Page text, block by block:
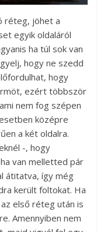
réteg, jöhet a
egyik oldaláról
ha túl sok van
hogy ne szedd
hogy
ezért többször
nem fog szépen
középre
a két oldalra.
-, hogy
van melletted pár
átitatva, így még
került foltokat. Ha
első réteg után is
Amennyiben nem